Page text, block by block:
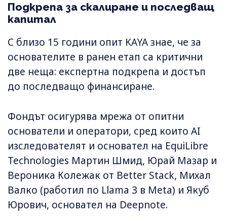
Подкрепа за скалиране и последващ
капитал
С близо 15 години опит KAYA знае, че за
основателите в ранен етап са критични
две неща: експертна подкрепа и достъп
до последващо финансиране.
Фондът осигурява мрежа от опитни
основатели и оператори, сред които AI
изследователят и основател на EquiLibre
Technologies Мартин Шмид, Юрай Мазар и
Вероника Колежак от Better Stack, Михал
Валко (работил по Llama 3 в Meta) и Якуб
Юрович, основател на Deepnote.